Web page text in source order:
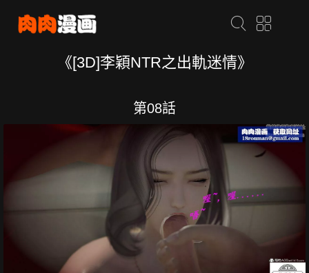
《[3D]李穎NTR之出軌迷情》
第08話